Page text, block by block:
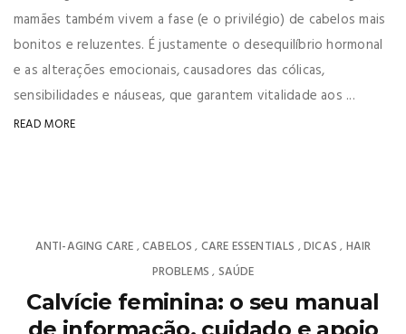
mamães também vivem a fase (e o privilégio) de cabelos mais
bonitos e reluzentes. É justamente o desequilíbrio hormonal
e as alterações emocionais, causadores das cólicas,
sensibilidades e náuseas, que garantem vitalidade aos ...
READ MORE
ANTI-AGING CARE ,CABELOS , CARE ESSENTIALS ,DICAS , HAIR
PROBLEMS , SAÚDE
Calvície feminina: o seu manual